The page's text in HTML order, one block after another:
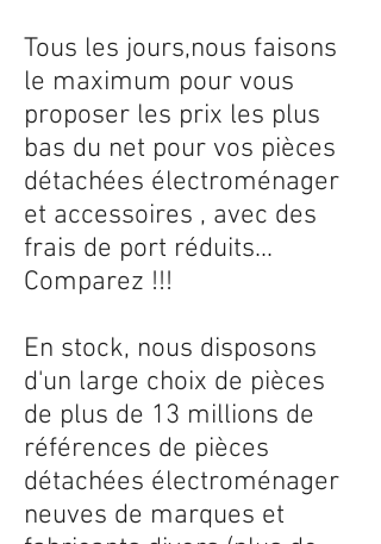
Tous les jours,nous faisons
le maximum pour vous
proposer les prix les plus
bas du net pour vos pièces
détachées électroménager
et accessoires , avec des
frais de port réduits...
Comparez !!!
En stock, nous disposons
d'un large choix de pièces
de plus de 13 millions de
références de pièces
détachées électroménager
neuves de marques et